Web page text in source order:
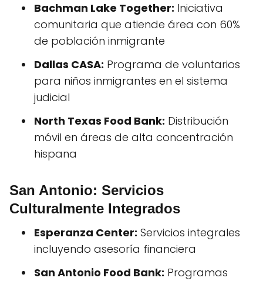
Bachman Lake Together: Iniciativa
comunitaria que atiende área con 60%
de población inmigrante
Dallas CASA: Programa de voluntarios
para niños inmigrantes en el sistema
judicial
North Texas Food Bank: Distribución
móvil en áreas de alta concentración
hispana
San Antonio: Servicios
Culturalmente Integrados
Esperanza Center: Servicios integrales
incluyendo asesoría financiera
San Antonio Food Bank: Programas